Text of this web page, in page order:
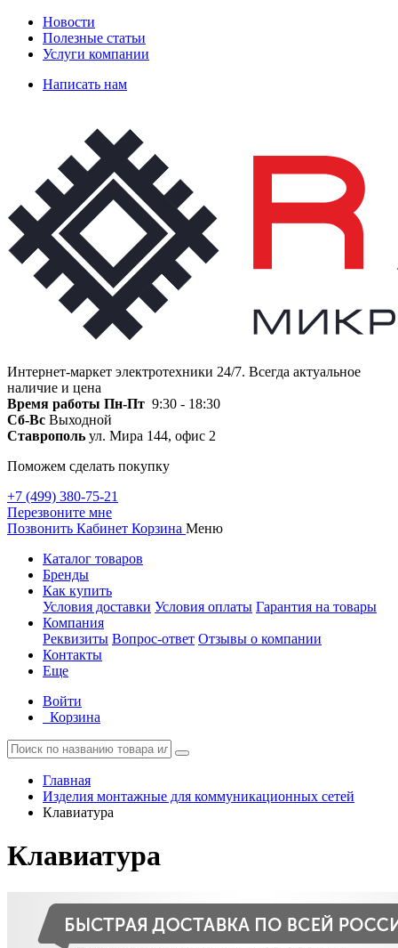
Новости
Полезные статьи
Услуги компании
Написать нам
Интернет-маркет электротехники 24/7. Всегда актуальное
наличие и цена
Время работы Пн-Пт 9:30 - 18:30
Сб-Вс Выходной
Ставрополь ул. Мира 144, офис 2
Поможем сделать покупку
+7 (499) 380-75-21
Перезвоните мне
Позвонить Кабинет Корзина Меню
Каталог товаров
Бренды
Как купить
Условия доставки Условия оплаты Гарантия на товары
Компания
Реквизиты Вопрос-ответ Отзывы о компании
Контакты
Еще
Войти
Корзина
Главная
Изделия монтажные для коммуникационных сетей
Клавиатура
Клавиатура